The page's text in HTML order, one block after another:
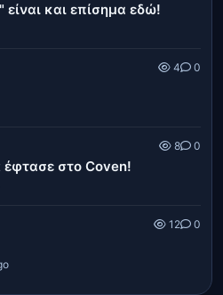
και επίσημα εδώ!
4 0
8 0
στο Coven!
12 0